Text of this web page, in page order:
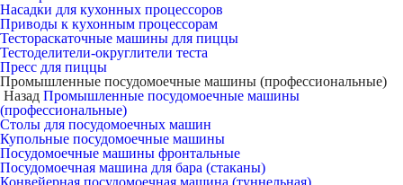
Насадки для кухонных процессоров
Приводы к кухонным процессорам
Тестораскаточные машины для пиццы
Тестоделители-округлители теста
Пресс для пиццы
Промышленные посудомоечные машины (профессиональные)
Назад Промышленные посудомоечные машины
(профессиональные)
Столы для посудомоечных машин
Купольные посудомоечные машины
Посудомоечные машины фронтальные
Посудомоечная машина для бара (стаканы)
Конвейерная посудомоечная машина (туннельная)